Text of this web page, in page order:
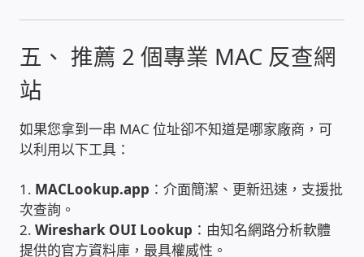
監視器DIY
監視器租賃方案
防盜保全-安防設備
昇銳電子(HI SHARP)智慧科技
鎧鋒企業(KCA)智能監視系統
五、 推薦 2 個專業 MAC 反查網
站
如果您拿到一串 MAC 位址卻不知道是哪家廠商，可
以利用以下工具：
1. MACLookup.app ：介面簡潔、更新迅速，支援批
次查詢。
2.Wireshark OUI Lookup ：由知名網路分析軟體
提供的官方資料庫，最具權威性。